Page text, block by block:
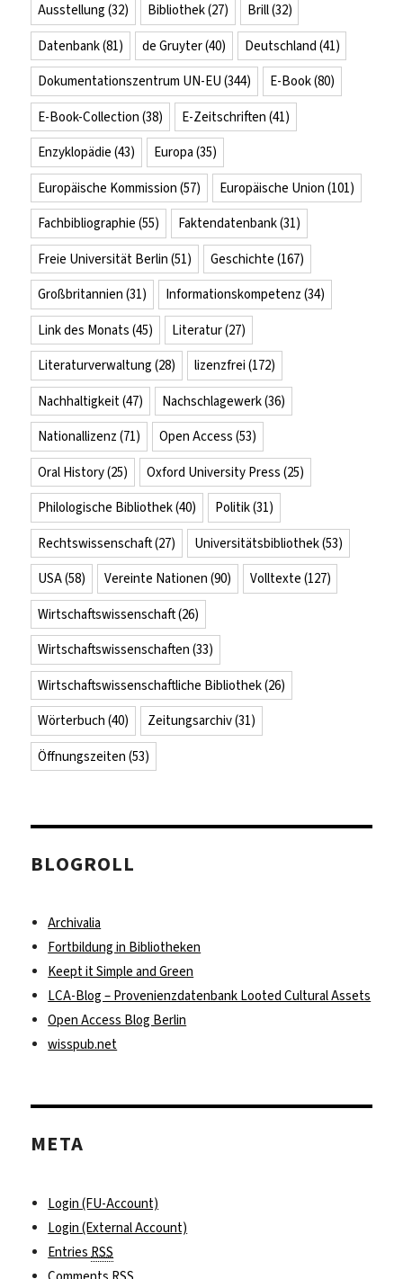
Ausstellung (32) Bibliothek(27) Brill(32)
Datenbank(81) de Gruyter(40) Deutschland (41)
Dokumentationszentrum UN-EU (344) E-Book(80)
E-Book-Collection (38) E-Zeitschriften (41)
Enzyklopädie (43) Europa (35)
Europäische Kommission (57) Europäische Union (101)
Fachbibliographie (55) Faktendatenbank(31)
Freie Universität Berlin (51) Geschichte (167)
Großbritannien (31) Informationskompetenz (34)
Link des Monats (45) Literatur(27)
Literaturverwaltung (28) lizenzfrei (172)
Nachhaltigkeit(47) Nachschlagewerk(36)
Nationallizenz (71) Open Access (53)
Oral History(25) Oxford University Press (25)
Philologische Bibliothek(40) Politik(31)
Rechtswissenschaft(27) Universitätsbibliothek(53)
USA(58) Vereinte Nationen (90) Volltexte (127)
Wirtschaftswissenschaft(26)
Wirtschaftswissenschaften (33)
Wirtschaftswissenschaftliche Bibliothek(26)
Wörterbuch (40) Zeitungsarchiv(31)
Öffnungszeiten (53)
BLOGROLL
Archivalia
Fortbildung in Bibliotheken
Keept it Simple and Green
LCA-Blog – Provenienzdatenbank Looted Cultural Assets
Open Access Blog Berlin
wisspub.net
META
Login (FU-Account)
Login (External Account)
Entries RSS